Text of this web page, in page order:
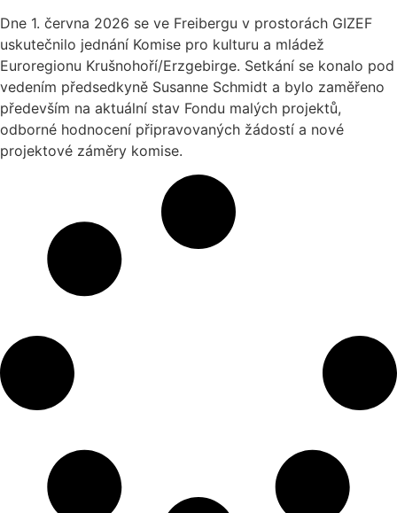
Dne 1. června 2026 se ve Freibergu v prostorách GIZEF
uskutečnilo jednání Komise pro kulturu a mládež
Euroregionu Krušnohoří/Erzgebirge. Setkání se konalo pod
vedením předsedkyně Susanne Schmidt a bylo zaměřeno
především na aktuální stav Fondu malých projektů,
odborné hodnocení připravovaných žádostí a nové
projektové záměry komise.